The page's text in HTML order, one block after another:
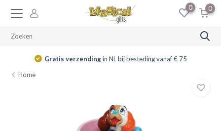
0 0
Gratis verzendingin NL bij besteding vanaf € 75
Home